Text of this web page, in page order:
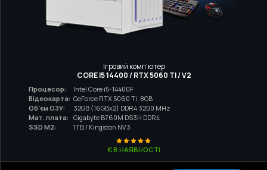
Ігровий комп'ютер
CORE I5 14400 / RTX 5060 TI / V2
Процесор:
Intel Core i5-14400F
Відеокарта: GeForce RTX 5060 Ti, 8GB
Об'єм ОЗУ:
32GB (16GBx2) DDR4 3200 MHz
Мат. плата:
Gigabyte B760M DS3H DDR4
SSD M2:
1TB / Kingston NV3
Є В НАЯВНОСТІ